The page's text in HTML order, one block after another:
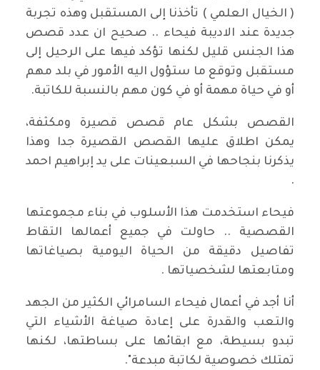
( الخيال العلمي ) تأخذنا إلى المستقبل وهذه تجربة
جديدة عند الاديبة فيحاء .. صحيح ان عدد قصص
هذا الجنس قليل لكنها تؤكد فيها على الرحيل إلى
مستقبل وتوقع ما ستؤول اليه الأمور في بلد مهم
أو في حياة مهمة أو في كون مهم بالنسبة للكاتبة.
القصص بشكل عام قصص قصيرة ومكثفة،
يمكن اطلاق عليها القصص القصيرة جدا وهذا
يذكرنا بنجاحها في السبعينات على يد إبراهيم احمد
.
فيحاء استخدمت هذا الأسلوب في بناء مجموعتها
القصصية .. حاولت في جميع أعمالها التقاط
تفاصيل دقيقة من الحياة اليومية بصياغاتها
ومتابعتها لشخصياتها .
أنا أجد في أعمال فيحاء السامرائي الكثير من الجهد
والتعب والقدرة على إعادة صياغة الأشياء التي
تبدو بسيطة، مع ابقائها على بساطتها، لكنها
تمتلك خصوصية لكاتبة مبدعة".